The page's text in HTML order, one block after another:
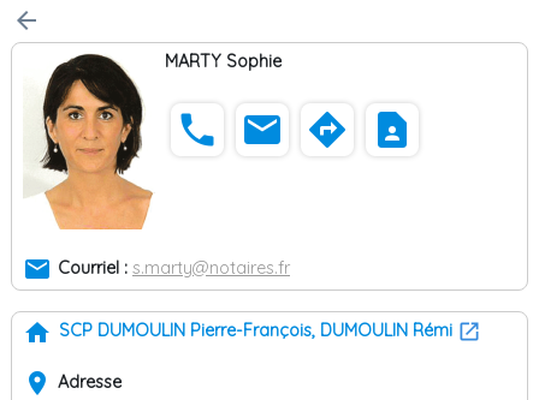
arrow_back
MARTY Sophie
phone email directions contact_page
email Courriel : s.marty@notaires.fr
home SCP DUMOULIN Pierre-François, DUMOULIN Rémi
place Adresse